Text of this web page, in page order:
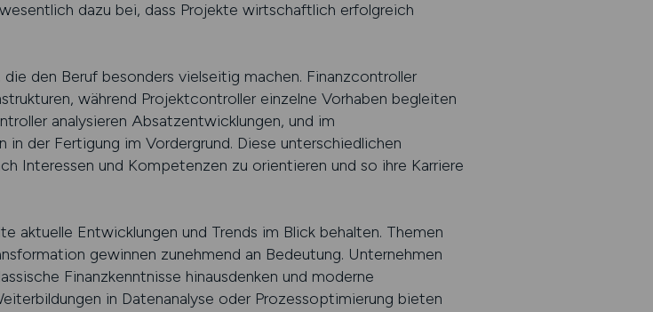
dazu bei, dass Projekte wirtschaftlich erfolgreich
den Beruf besonders vielseitig machen. Finanzcontroller
während Projektcontroller einzelne Vorhaben begleiten
analysieren Absatzentwicklungen, und im
der Fertigung im Vordergrund. Diese unterschiedlichen
Interessen und Kompetenzen zu orientieren und so ihre Karriere
aktuelle Entwicklungen und Trends im Blick behalten. Themen
gewinnen zunehmend an Bedeutung. Unternehmen
Finanzkenntnisse hinausdenken und moderne
in Datenanalyse oder Prozessoptimierung bieten